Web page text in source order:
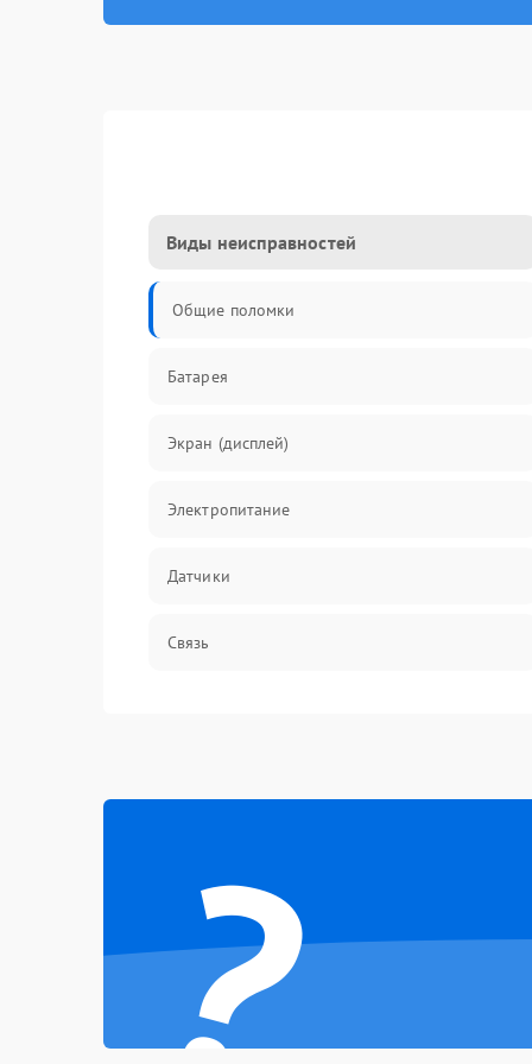
Виды неисправностей
Общие поломки
Батарея
Экран (дисплей)
Электропитание
Датчики
Связь
?